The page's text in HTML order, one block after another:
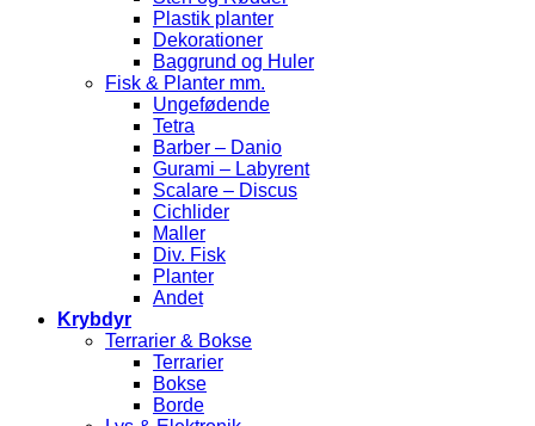
Plastik planter
Dekorationer
Baggrund og Huler
Fisk & Planter mm.
Ungefødende
Tetra
Barber – Danio
Gurami – Labyrent
Scalare – Discus
Cichlider
Maller
Div. Fisk
Planter
Andet
Krybdyr
Terrarier & Bokse
Terrarier
Bokse
Borde